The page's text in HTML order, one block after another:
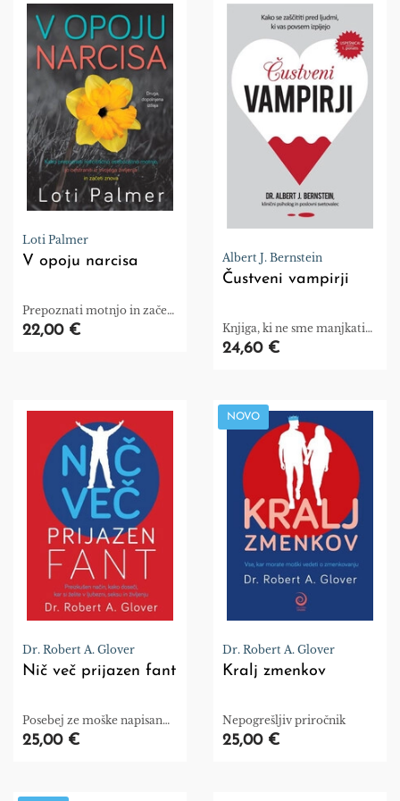
Loti Palmer
V opoju narcisa
Prepoznati motnjo in začeti
znova.
22,00 €
Albert J. Bernstein
Čustveni vampirji
Knjiga, ki ne sme manjkati
na knjižni polici!
24,60 €
Dr. Robert A. Glover
Nič več prijazen fant
Posebej ze moške napisan
priročnik!
25,00 €
NOVO
Dr. Robert A. Glover
Kralj zmenkov
Nepogrešljiv priročnik
25,00 €